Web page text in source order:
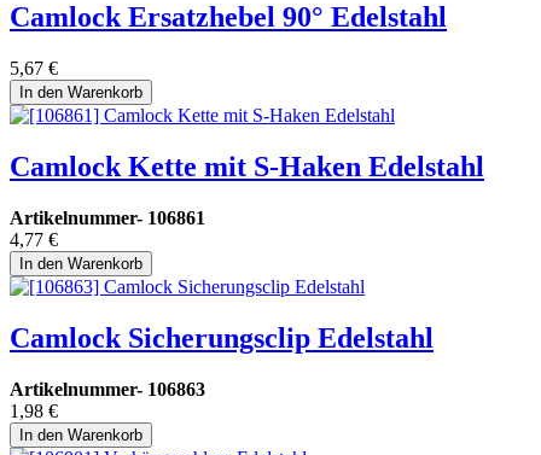
Camlock Ersatzhebel 90° Edelstahl
5,67 €
In den Warenkorb
Camlock Kette mit S-Haken Edelstahl
Artikelnummer- 106861
4,77 €
In den Warenkorb
Camlock Sicherungsclip Edelstahl
Artikelnummer- 106863
1,98 €
In den Warenkorb